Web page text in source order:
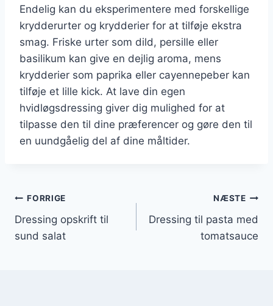
Endelig kan du eksperimentere med forskellige
krydderurter og krydderier for at tilføje ekstra
smag. Friske urter som dild, persille eller
basilikum kan give en dejlig aroma, mens
krydderier som paprika eller cayennepeber kan
tilføje et lille kick. At lave din egen
hvidløgsdressing giver dig mulighed for at
tilpasse den til dine præferencer og gøre den til
en uundgåelig del af dine måltider.
Indlægsnavigation
FORRIGE
Dressing opskrift til
sund salat
NÆSTE
Dressing til pasta med
tomatsauce